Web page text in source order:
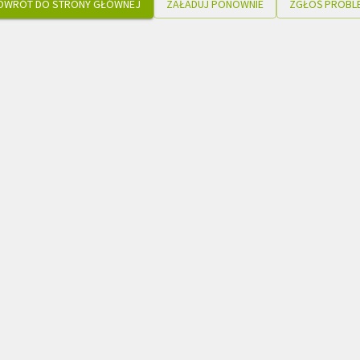
DO STRONY GŁÓWNEJ ZAŁADUJ PONOWNIE ZGŁOŚ